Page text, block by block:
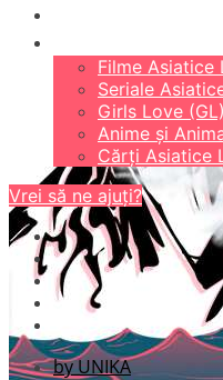
Filme Asiatice
Seriale
Girls Love (GL)
Anime și
Cărți Asiatice
Vrei să ne ajuți?
by UNIKA